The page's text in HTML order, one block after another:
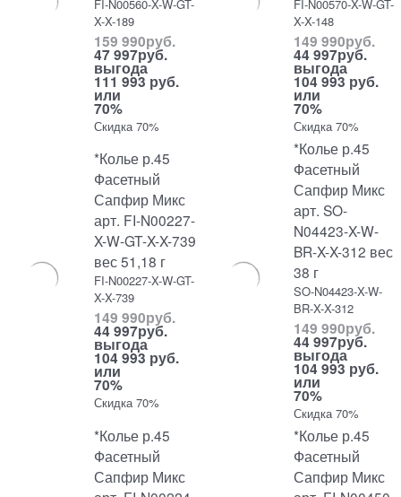
FI-N00560-X-W-GT-
X-X-189
159 990руб.
47 997руб.
выгода
111 993 руб.
или
70%
Скидка 70%
FI-N00570-X-W-GT-
X-X-148
149 990руб.
44 997руб.
выгода
104 993 руб.
или
70%
Скидка 70%
*Колье р.45
Фасетный
Сапфир Микс
арт. FI-N00227-
X-W-GT-X-X-739
вес 51,18 г
FI-N00227-X-W-GT-
X-X-739
149 990руб.
44 997руб.
выгода
104 993 руб.
или
70%
Скидка 70%
*Колье р.45
Фасетный
Сапфир Микс
арт. SO-
N04423-X-W-
BR-X-X-312 вес
38 г
SO-N04423-X-W-
BR-X-X-312
149 990руб.
44 997руб.
выгода
104 993 руб.
или
70%
Скидка 70%
*Колье р.45
Фасетный
Сапфир Микс
*Колье р.45
Фасетный
Сапфир Микс